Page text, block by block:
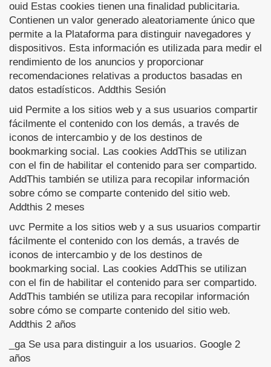
ouid Estas cookies tienen una finalidad publicitaria.
Contienen un valor generado aleatoriamente único que
permite a la Plataforma para distinguir navegadores y
dispositivos. Esta información es utilizada para medir el
rendimiento de los anuncios y proporcionar
recomendaciones relativas a productos basadas en
datos estadísticos. Addthis Sesión
uid Permite a los sitios web y a sus usuarios compartir
fácilmente el contenido con los demás, a través de
iconos de intercambio y de los destinos de
bookmarking social. Las cookies AddThis se utilizan
con el fin de habilitar el contenido para ser compartido.
AddThis también se utiliza para recopilar información
sobre cómo se comparte contenido del sitio web.
Addthis 2 meses
uvc Permite a los sitios web y a sus usuarios compartir
fácilmente el contenido con los demás, a través de
iconos de intercambio y de los destinos de
bookmarking social. Las cookies AddThis se utilizan
con el fin de habilitar el contenido para ser compartido.
AddThis también se utiliza para recopilar información
sobre cómo se comparte contenido del sitio web.
Addthis 2 años
_ga Se usa para distinguir a los usuarios. Google 2
años